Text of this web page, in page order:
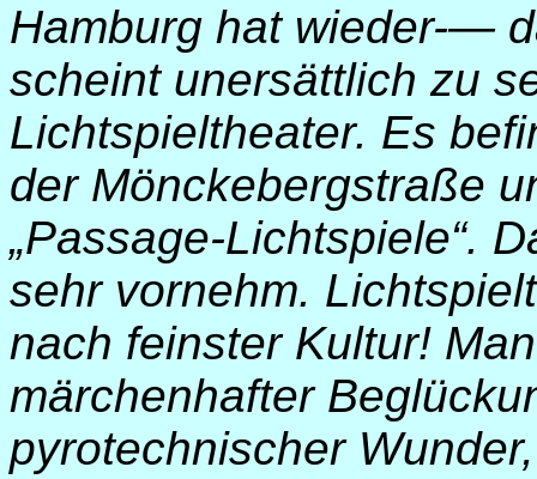
Hamburg hat wieder-—
scheint unersättlich zu
Lichtspieltheater. Es
der Mönckebergstraße
„Passage-Lichtspiele“.
sehr vornehm.
nach feinster Kultur!
märchenhafter
pyrotechnischer